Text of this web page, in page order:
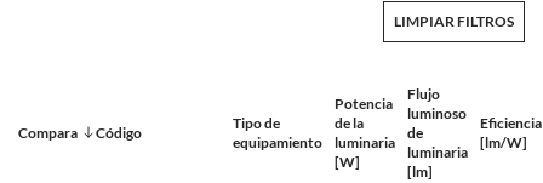
LIMPIAR FILTROS
Compara Código
Tipo de
equipamiento
Potencia
de la
luminaria
[W]
Flujo
luminoso
de
luminaria
[lm]
Eficiencia
[lm/W]